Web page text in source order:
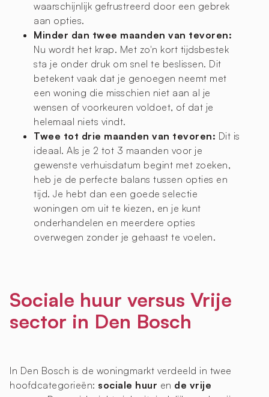
waarschijnlijk gefrustreerd door een gebrek
aan opties.
Minder dan twee maanden van tevoren:
Nu wordt het krap. Met zo'n kort tijdsbestek
sta je onder druk om snel te beslissen. Dit
betekent vaak dat je genoegen neemt met
een woning die misschien niet aan al je
wensen of voorkeuren voldoet, of dat je
helemaal niets vindt.
Twee tot drie maanden van tevoren: Dit is
ideaal. Als je 2 tot 3 maanden voor je
gewenste verhuisdatum begint met zoeken,
heb je de perfecte balans tussen opties en
tijd. Je hebt dan een goede selectie
woningen om uit te kiezen, en je kunt
onderhandelen en meerdere opties
overwegen zonder je gehaast te voelen.
Sociale huur versus Vrije
sector in Den Bosch
In Den Bosch is de woningmarkt verdeeld in twee
hoofdcategorieën: sociale huur en de vrije